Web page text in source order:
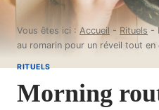
Vous êtes ici : Accueil -Rituels -
au romarin pour un réveil tout en
RITUELS
Morning